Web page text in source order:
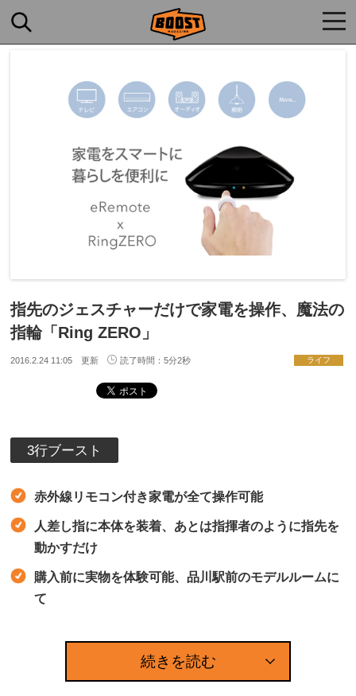
指先のジェスチャーだけで家電を操作、魔法の
指輪「Ring ZERO」
2016.2.24 11:05 更新 読了時間：5分2秒 ライフ
3行ブースト
赤外線リモコン付き家電が全て操作可能
人差し指に本体を装着、あとは指揮者のように指先を
動かすだけ
購入前に実物を体験可能、品川駅前のモデルルームに
て
続きを読む